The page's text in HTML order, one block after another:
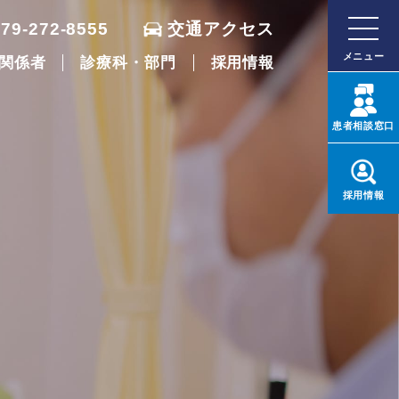
272-8555 交通アクセス
係者 診療科・部門 採用情報 メニュー
患者相談窓口
採用情報